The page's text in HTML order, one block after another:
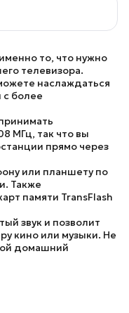
то, что нужно
телевизора.
наслаждаться
более
МГц, так что вы
прямо через
или планшету по
Также
памяти TransFlash
звук и позволит
кино или музыки. Не
домашний